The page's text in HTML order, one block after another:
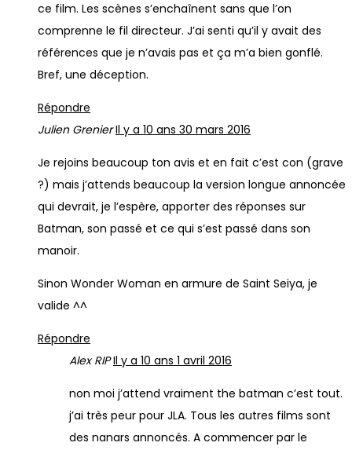
ce film. Les scènes s’enchaînent sans que l’on
comprenne le fil directeur. J’ai senti qu’il y avait des
références que je n’avais pas et ça m’a bien gonflé.
Bref, une déception.
Répondre
Julien Grenier Il y a 10 ans 30 mars 2016
Je rejoins beaucoup ton avis et en fait c’est con (grave
?) mais j’attends beaucoup la version longue annoncée
qui devrait, je l’espère, apporter des réponses sur
Batman, son passé et ce qui s’est passé dans son
manoir.
Sinon Wonder Woman en armure de Saint Seiya, je
valide ^^
Répondre
Alex RIP Il y a 10 ans 1 avril 2016
non moi j’attend vraiment the batman c’est tout.
j’ai très peur pour JLA. Tous les autres films sont
des nanars annoncés. A commencer par le